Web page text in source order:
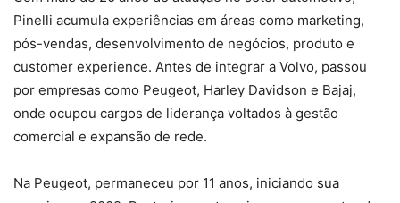
Pinelli acumula experiências em áreas como marketing,
pós-vendas, desenvolvimento de negócios, produto e
customer experience. Antes de integrar a Volvo, passou
por empresas como Peugeot, Harley Davidson e Bajaj,
onde ocupou cargos de liderança voltados à gestão
comercial e expansão de rede.
Na Peugeot, permaneceu por 11 anos, iniciando sua